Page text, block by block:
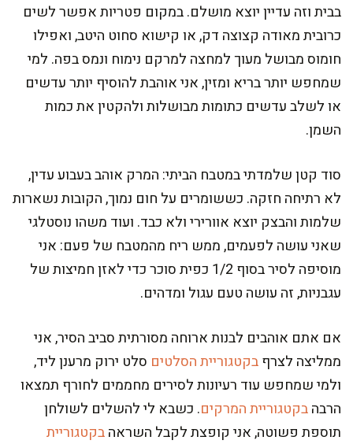
בבית וזה עדיין יוצא מושלם. במקום פטריות אפשר לשים
כרובית מאודה קצוצה דק, או קישוא סחוט היטב, ואפילו
חומוס מבושל מעוך למחצה למרקם נימוח ונמס בפה. למי
שמחפש יותר בריא ומזין, אני אוהבת להוסיף יותר עדשים
או לשלב עדשים כתומות מבושלות ולהקטין את כמות
השמן.
סוד קטן שלמדתי במטבח הביתי: המרק אוהב בעבוע עדין,
לא רתיחה חזקה. כששומרים על חום נמוך, הקובות נשארות
שלמות והבצק יוצא אוורירי ולא כבד. ועוד משהו נוסטלגי
שאני עושה לפעמים, ממש ריח מהמטבח של פעם: אני
מוסיפה לסיר בסוף 1/2 כפית סוכר כדי לאזן חמיצות של
עגבניות, זה עושה טעם עגול ומדהים.
אם אתם אוהבים לבנות ארוחה מסורתית סביב הסיר, אני
ממליצה לצרףבקטגוריית הסלטים סלט ירוק מרענן ליד,
ולמי שמחפש עוד רעיונות לסירים מחממים לחורף תמצאו
הרבהבקטגוריית המרקים. כשבא לי להשלים לשולחן
תוספת פשוטה, אני קופצת לקבל השראהבקטגוריית